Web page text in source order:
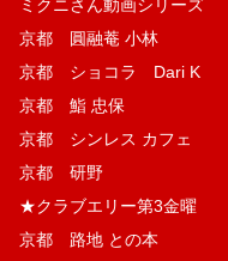
ミクニさん動画シリーズ
京都 圓融菴 小林
京都 ショコラ Dari K
京都 鮨 忠保
京都 シンレス カフェ
京都 研野
★クラブエリー第3金曜
京都 路地 との本